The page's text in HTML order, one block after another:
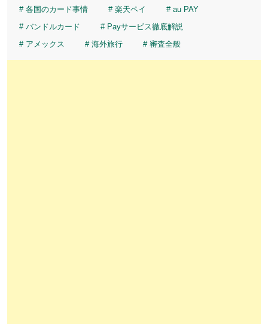
各国のカード事情
楽天ペイ
au PAY
バンドルカード
Payサービス徹底解説
アメックス
海外旅行 審査全般